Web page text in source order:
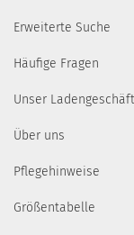
Erweiterte Suche
Häufige Fragen
Unser Ladengeschäft
Über uns
Pflegehinweise
Größentabelle